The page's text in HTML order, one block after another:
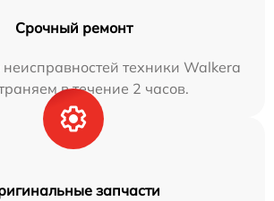
Срочный ремонт
техники Walkera
в течение 2 часов.
запчасти